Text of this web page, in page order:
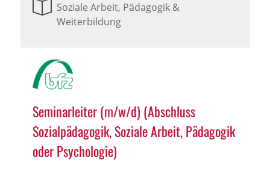
Soziale Arbeit, Pädagogik &
Weiterbildung
Seminarleiter (m/w/d) (Abschluss
Sozialpädagogik, Soziale Arbeit, Pädagogik
oder Psychologie)